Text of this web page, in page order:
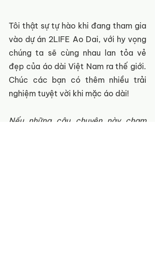
Tôi thật sự tự hào khi đang tham gia
vào dự án 2LIFE Ao Dai, với hy vọng
chúng ta sẽ cùng nhau lan tỏa vẻ
đẹp của áo dài Việt Nam ra thế giới.
Chúc các bạn có thêm nhiều trải
nghiệm tuyệt vời khi mặc áo dài!
Nếu những câu chuyện này chạm